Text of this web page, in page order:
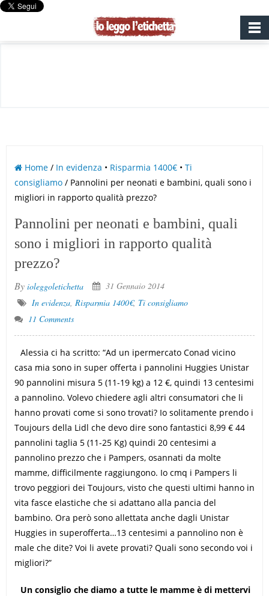
Home/ In evidenza • Risparmia 1400€• Ti
consigliamo/ Pannolini per neonati e bambini, quali sono i
migliori in rapporto qualità prezzo?
Pannolini per neonati e bambini, quali
sono i migliori in rapporto qualità
prezzo?
By ioleggoletichetta
31 Gennaio 2014
In evidenza, Risparmia 1400€, Ti consigliamo
11 Comments
Alessia ci ha scritto: “Ad un ipermercato Conad vicino
casa mia sono in super offerta i pannolini Huggies Unistar
90 pannolini misura 5 (11-19 kg) a 12 €, quindi 13 centesimi
a pannolino. Volevo chiedere agli altri consumatori che li
hanno provati come si sono trovati? Io solitamente prendo i
Toujours della Lidl che devo dire sono fantastici 8,99 € 44
pannolini taglia 5 (11-25 Kg) quindi 20 centesimi a
pannolino prezzo che i Pampers, osannati da molte
mamme, difficilmente raggiungono. Io cmq i Pampers li
trovo peggiori dei Toujours, visto che questi ultimi hanno in
vita fasce elastiche che si adattano alla pancia del
bambino. Ora però sono allettata anche dagli Unistar
Huggies in superofferta…13 centesimi a pannolino non è
male che dite? Voi li avete provati? Quali sono secondo voi i
migliori?”
Un consiglio che diamo a tutte le mamme è di mettervi